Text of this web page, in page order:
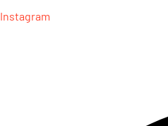
Instagram